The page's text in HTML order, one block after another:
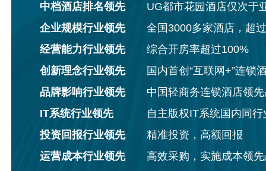
中档酒店排名领先
UG都市花园酒店仅次于
企业规模行业领先
全国3000多家酒店，超
经营能力行业领先
综合开房率超过100%
创新理念行业领先
国内首创“互联网+”连锁
品牌影响行业领先
中国轻商务连锁酒店领
IT系统行业领先
自主版权IT系统国内同
投资回报行业领先
精准投资，高额回报
运营成本行业领先
高效采购，实施成本领